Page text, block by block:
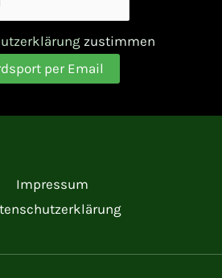
zustimmen
Impressum